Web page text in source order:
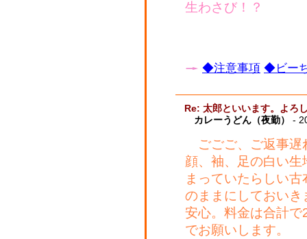
生わさび！？
◆注意事項 ◆ビー
Re: 太郎といいます。よろ
カレーうどん（夜勤）
-
ごごご、ご返事遅
顔、袖、足の白い
まっていたらしい
のままにしておい
安心。料金は合計
でお願いします。